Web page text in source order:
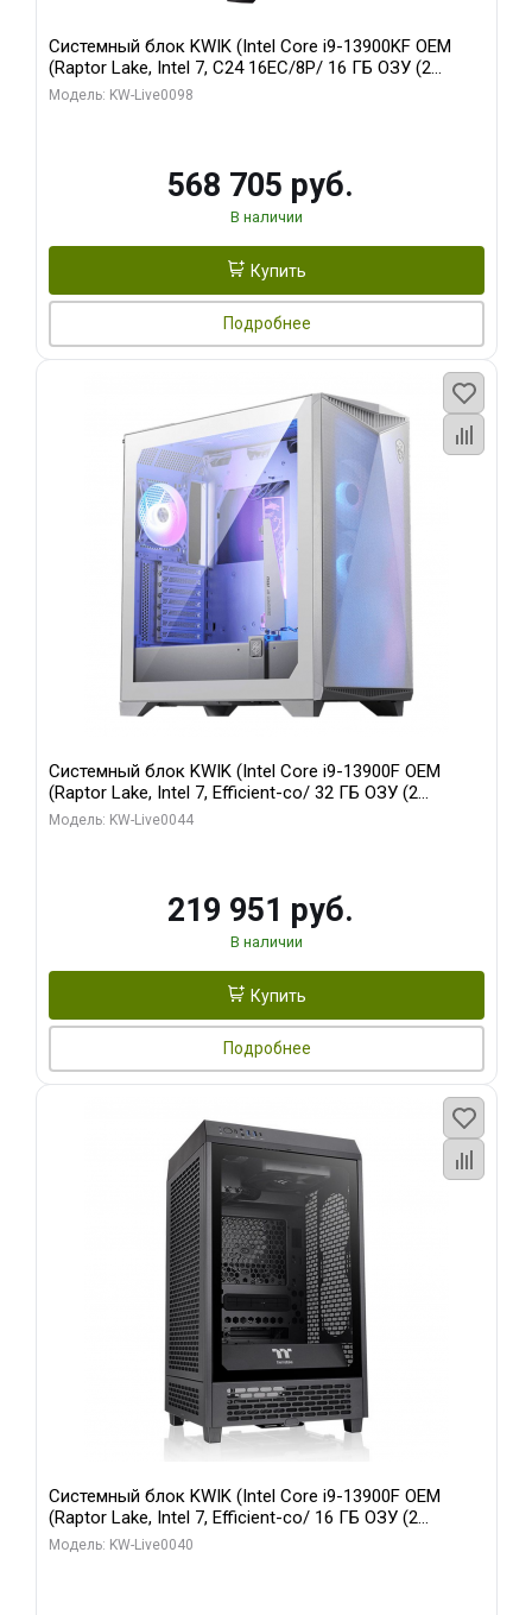
Системный блок KWIK (Intel Core i9-13900KF OEM
(Raptor Lake, Intel 7, C24 16EC/8P/ 16 ГБ ОЗУ (2
модуля)/ Afox RTX4090 24GB GDDR6X 384-Bit 3xDP
Модель: KW-Live0098
568 705 руб.
В наличии
Купить
Подробнее
Системный блок KWIK (Intel Core i9-13900F OEM
(Raptor Lake, Intel 7, Efficient-co/ 32 ГБ ОЗУ (2
модуля)/ Gigabyte RTX5070Ti AERO OC 16GB GDDR7
Модель: KW-Live0044
219 951 руб.
В наличии
Купить
Подробнее
Системный блок KWIK (Intel Core i9-13900F OEM
(Raptor Lake, Intel 7, Efficient-co/ 16 ГБ ОЗУ (2
модуля)/ Gigabyte RTX5070 GAMING OC 12GB GDDR7
Модель: KW-Live0040